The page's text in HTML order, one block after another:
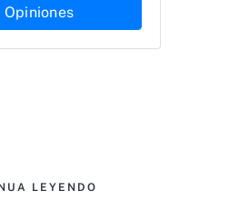
Opiniones
LEYENDO